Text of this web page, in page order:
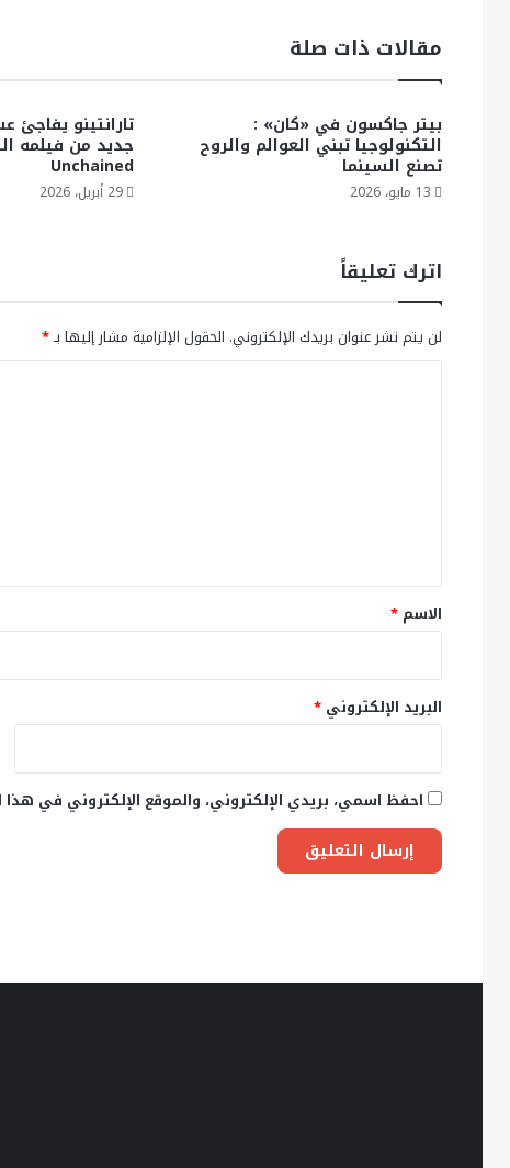
مقالات ذات صلة
بيتر جاكسون في «كان» :
التكنولوجيا تبني العوالم والروح
تصنع السينما
13 مايو، 2026
تارانتينو يفاجئ
Unchained
29 أبريل، 2026
اترك تعليقاً
لن يتم نشر عنوان بريدك الإلكتروني. الحقول الإلزامية مشار إليها بـ*
*
الاسم *
البريد الإلكتروني *
احفظ اسمي، بريدي الإلكتروني، والموقع الإلكتروني في